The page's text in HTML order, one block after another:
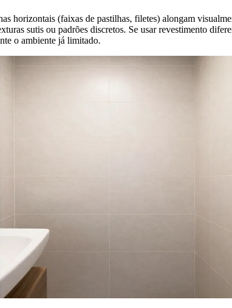
horizontais (faixas de pastilhas, filetes) alongam
sutis ou padrões discretos. Se usar revestimento
o ambiente já limitado.